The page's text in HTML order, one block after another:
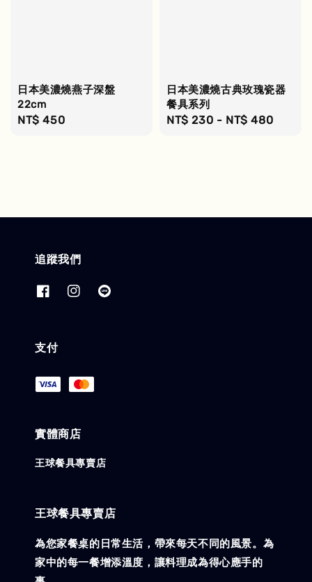
日本美濃燒燕子深盤
22cm
Regular
NT$ 450
日本美濃燒古典玫瑰瓷器
餐具系列
Regular
NT$ 230 - NT$ 480
追蹤我們
支付
實體商店
王球餐具專賣店
王球餐具專賣店
為您家餐桌的日常生活，帶來每天不同的風景。為
家中的每一餐增添溫度，讓料理成為得心應手的